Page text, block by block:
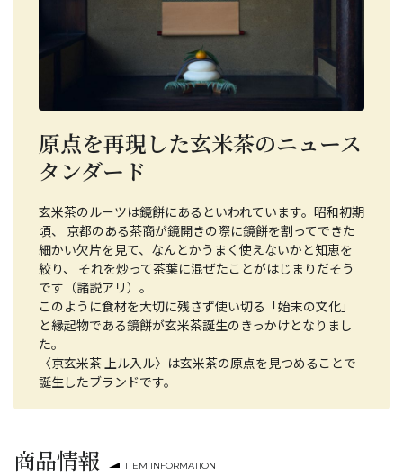
原点を再現した玄米茶のニュース
タンダード
玄米茶のルーツは鏡餅にあるといわれています。昭和初期
頃、 京都のある茶商が鏡開きの際に鏡餅を割ってできた
細かい欠片を見て、なんとかうまく使えないかと知恵を
絞り、 それを炒って茶葉に混ぜたことがはじまりだそう
です（諸説アリ）。
このように食材を大切に残さず使い切る「始末の文化」
と縁起物である鏡餅が玄米茶誕生のきっかけとなりまし
た。
〈京玄米茶 上ル入ル〉は玄米茶の原点を見つめることで
誕生したブランドです。
商品情報 ITEM INFORMATION